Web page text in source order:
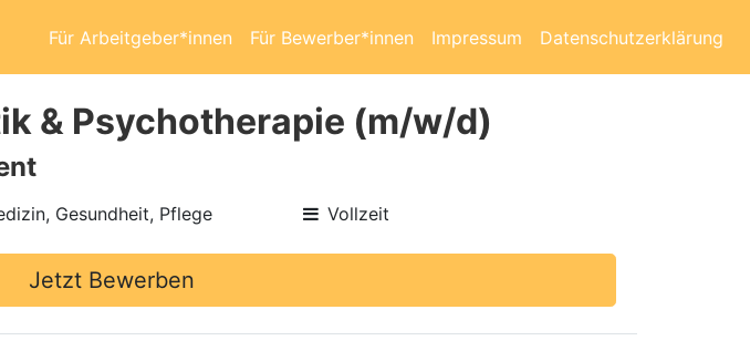
Für Arbeitgeber*innen Für Bewerber*innen Impressum Datenschutzerklärung
& Psychotherapie (m/w/d)
Gesundheit, Pflege Vollzeit
Jetzt Bewerben